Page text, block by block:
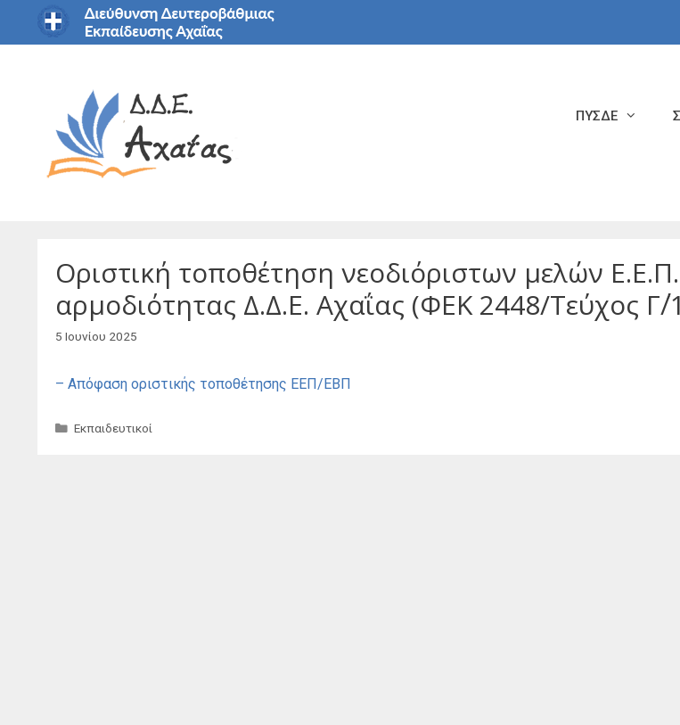
Μετάβαση
ΠΥΣΔΕ
Οριστική τοποθέτηση νεοδιόριστων μελών
αρμοδιότητας Δ.Δ.Ε. Αχαΐας (ΦΕΚ 2448/Τεύχος
5 Ιουνίου 2025
– Απόφαση οριστικής τοποθέτησης ΕΕΠ/ΕΒΠ
Κατηγορίες
Εκπαιδευτικοί